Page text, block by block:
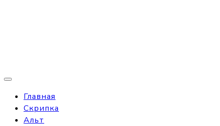
Главная
Скрипка
Альт